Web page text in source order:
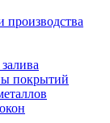
производства
покрытий